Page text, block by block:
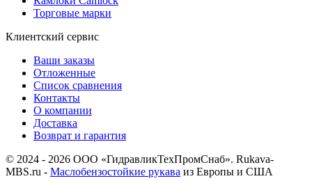
Торговые марки
Клиентский сервис
Ваши заказы
Отложенные
Список сравнения
Контакты
О компании
Доставка
Возврат и гарантия
© 2024 - 2026 ООО «ГидравликТехПромСнаб». Rukava-
MBS.ru - Маслобензостойкие рукава из Европы и США